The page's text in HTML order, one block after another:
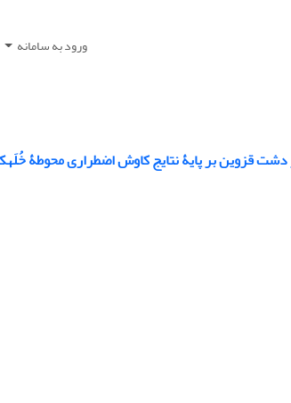
ورود به سامانه
قزوین بر پایۀ نتایج کاوش اضطراری محوطۀ